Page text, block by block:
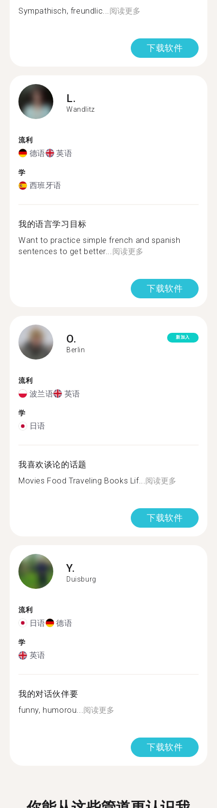
Sympathisch, freundlic...阅读更多
下载软件
L.
Wandlitz
流利
德语 英语
学
西班牙语
我的语言学习目标
Want to practice simple french and spanish
sentences to get better...阅读更多
下载软件
O.
Berlin
新加入
流利
波兰语 英语
学
日语
我喜欢谈论的话题
Movies Food Traveling Books Lif...阅读更多
下载软件
Y.
Duisburg
流利
日语 德语
学
英语
我的对话伙伴要
funny, humorou...阅读更多
下载软件